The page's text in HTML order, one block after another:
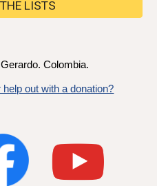
LISTS
Gerardo. Colombia.
out with a donation?